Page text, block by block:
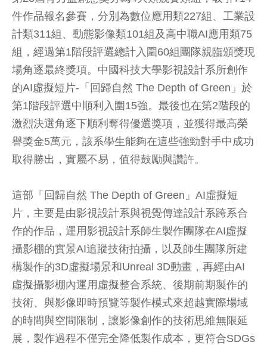
件作品報名參賽，分別為數位應用類227組、工業設
計類311組、動態影像類101組及高中職AI應用類75
組，經過第1階段評選總計入圍60組團隊親臨頒獎現
場角逐最終獎項。中國科技大學影視設計系所創作
的AI虛擬短片-「回歸自然 The Depth of Green」於
第1階段評選中順利入圍15強。最後也在第2階段的
激烈決選角逐下順利奪得優選獎項，並獲得最高榮
譽獎金5萬元，該系學生能夠在這些強勁對手中成功
取得勝出，實屬不易，值得鼓勵與讚許。
這部「回歸自然 The Depth of Green」AI虛擬短
片，主要是由影視設計系與視覺傳達設計系跨系合
作的作品，運用影視設計系師生製作團隊在AI虛擬
攝影棚的實景AI追蹤技術拍攝，以及師生團隊所建
構製作的3D虛擬場景和Unreal 3D動畫，再經由AI
虛擬攝影棚內運用虛擬整合系統、後期前期製作的
技術、與影像即時預覽等製作模式來超越實際場域
的時間與空間限制，讓影像創作的技術思維無限延
展，製作過程不僅完全降低製作成本，更符合SDGs